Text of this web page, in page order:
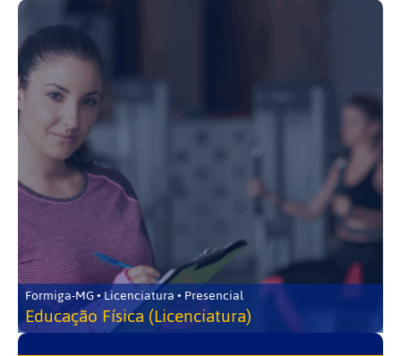
Formiga-MG • Licenciatura • Presencial
Educação Física (Licenciatura)